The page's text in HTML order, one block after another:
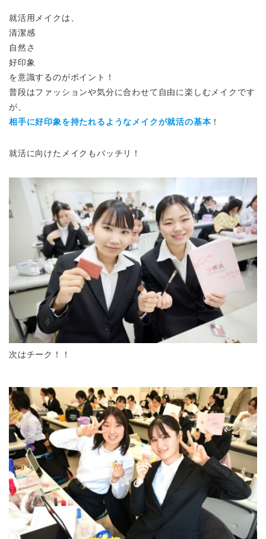
就活用メイクは、
清潔感
自然さ
好印象
を意識するのがポイント！
普段はファッションや気分に合わせて自由に楽しむメイクです
が、
相手に好印象を持たれるようなメイクが就活の基本！
就活に向けたメイクもバッチリ！
次はチーク！！